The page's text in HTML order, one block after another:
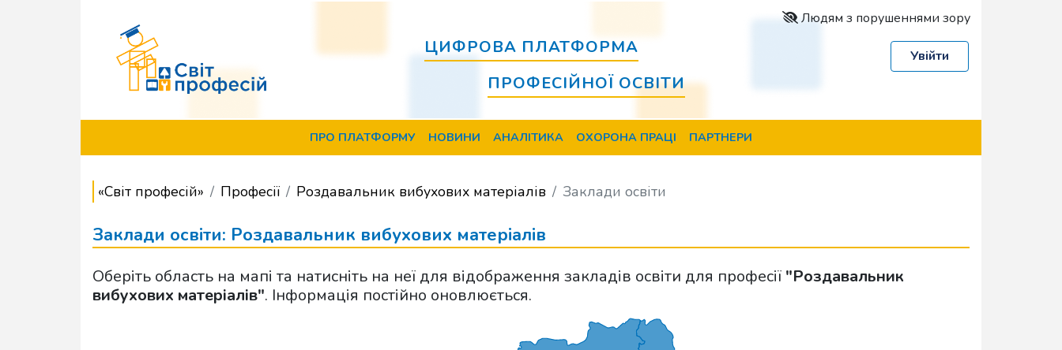
Людям з порушеннями зору
ЦИФРОВА ПЛАТФОРМА
ПРОФЕСІЙНОЇ ОСВІТИ
Увійти
ПРО ПЛАТФОРМУ НОВИНИ АНАЛІТИКА ОХОРОНА ПРАЦІ ПАРТНЕРИ
«Світ професій» Професії Роздавальник вибухових матеріалів Заклади освіти
Заклади освіти: Роздавальник вибухових матеріалів
Оберіть область на мапі та натисніть на неї для відображення закладів освіти для професії "Роздавальник
вибухових матеріалів". Інформація постійно оновлюється.